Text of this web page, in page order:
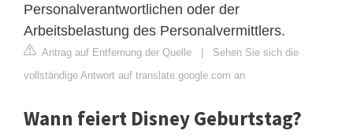
Personalverantwortlichen oder der
Arbeitsbelastung des Personalvermittlers.
Antrag auf Entfernung der Quelle | Sehen Sie sich die
vollständige Antwort auf translate.google.com an
Wann feiert Disney Geburtstag?